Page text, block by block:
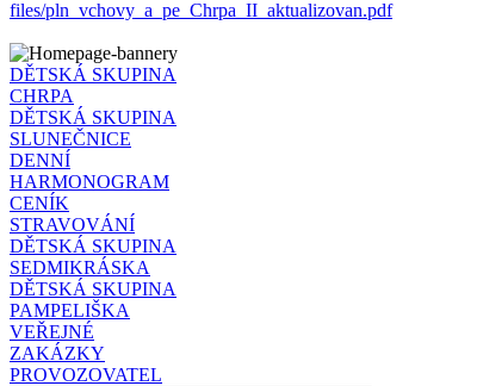
files/pln_vchovy_a_pe_Chrpa_II_aktualizovan.pdf
DĚTSKÁ SKUPINA
CHRPA
DĚTSKÁ SKUPINA
SLUNEČNICE
DENNÍ
HARMONOGRAM
CENÍK
STRAVOVÁNÍ
DĚTSKÁ SKUPINA
SEDMIKRÁSKA
DĚTSKÁ SKUPINA
PAMPELIŠKA
VEŘEJNÉ
ZAKÁZKY
PROVOZOVATEL